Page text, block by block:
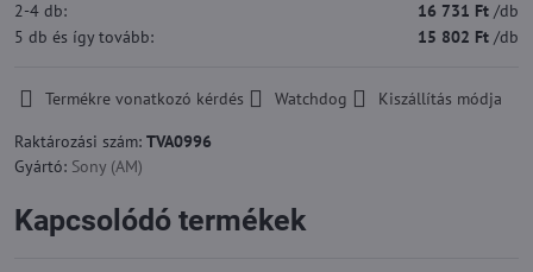
2-4 db: 16 731 Ft /db
5 db és így tovább: 15 802 Ft /db
Termékre vonatkozó kérdés Watchdog
Kiszállítás módja
Raktározási szám: TVA0996
Gyártó: Sony (AM)
Kapcsolódó termékek